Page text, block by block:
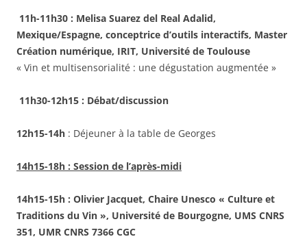
11h-11h30 : Melisa Suarez del Real Adalid,
Mexique/Espagne, conceptrice d’outils interactifs, Master
Création numérique, IRIT, Université de Toulouse
« Vin et multisensorialité : une dégustation augmentée »
11h30-12h15 : Débat/discussion
12h15-14h : Déjeuner à la table de Georges
14h15-18h : Session de l’après-midi
14h15-15h : Olivier Jacquet, Chaire Unesco « Culture et
Traditions du Vin », Université de Bourgogne, UMS CNRS
351, UMR CNRS 7366 CGC